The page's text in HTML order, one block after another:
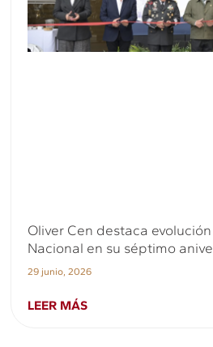
Oliver Cen destaca
Nacional en su séptimo
29 junio, 2026
LEER MÁS